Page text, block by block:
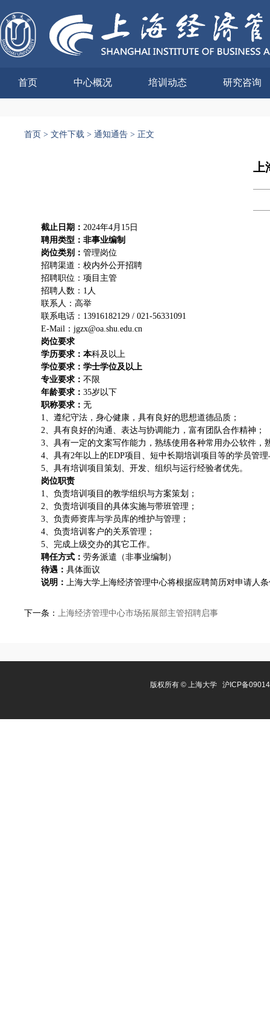
首页 中心概况 培训动态 研究咨询
首页 > 文件下载 > 通知通告 > 正文
上
截止日期： 2024年4月15日
聘用类型：非事业编制
岗位类别： 管理岗位
招聘渠道：校内外公开招聘
招聘职位：项目主管
招聘人数：1人
联系人：高举
联系电话：13916182129 / 021-56331091
E-Mail：jgzx@oa.shu.edu.cn
岗位要求
学历要求：本科及以上
学位要求：学士学位及以上
专业要求： 不限
年龄要求： 35岁以下
职称要求： 无
1、遵纪守法，身心健康，具有良好的思想道德品质；
2、具有良好的沟通、表达与协调能力，富有团队合作精神；
3、具有一定的文案写作能力，熟练使用各种常用办公软件，
4、具有2年以上的EDP项目、短中长期培训项目等的学员管
5、具有培训项目策划、开发、组织与运行经验者优先。
岗位职责
1、负责培训项目的教学组织与方案策划；
2、负责培训项目的具体实施与带班管理；
3、负责师资库与学员库的维护与管理；
4、负责培训客户的关系管理；
5、完成上级交办的其它工作。
聘任方式： 劳务派遣（非事业编制）
待遇： 具体面议
说明： 上海大学上海经济管理中心将根据应聘简历对申请人
下一条： 上海经济管理中心市场拓展部主管招聘启事
版权所有 © 上海大学 沪ICP备